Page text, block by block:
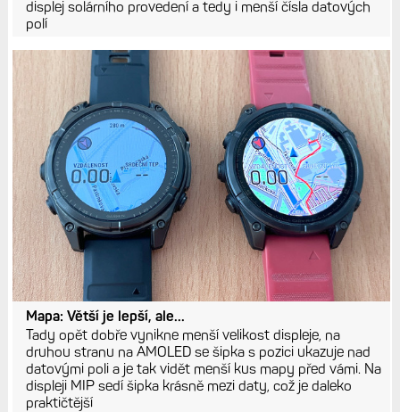
displej solárního provedení a tedy i menší čísla datových
polí
Mapa: Větší je lepší, ale...
Tady opět dobře vynikne menší velikost displeje, na
druhou stranu na AMOLED se šipka s pozici ukazuje nad
datovými poli a je tak vidět menší kus mapy před vámi. Na
displeji MIP sedí šipka krásně mezi daty, což je daleko
praktičtější